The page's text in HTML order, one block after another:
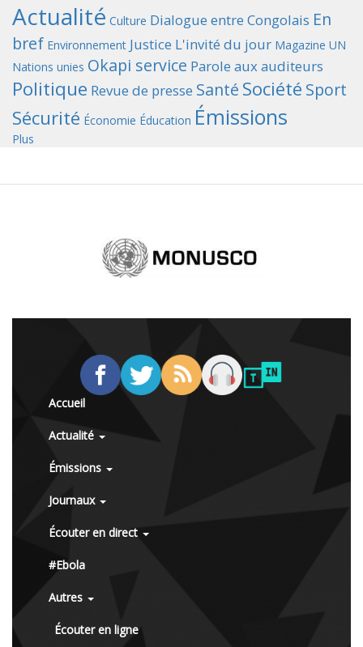
Actualité Culture Dialogue entre Congolais En
bref Environnement Justice L'invité du jour Magazine UN
Nations unies Okapi service Parole aux auditeurs
Politique Revue de presse Santé Société Sport
Sécurité Économie Éducation Émissions
Plus
Accueil
Actualité
Émissions
Journaux
Écouter en direct
#Ebola
Autres
Écouter en ligne